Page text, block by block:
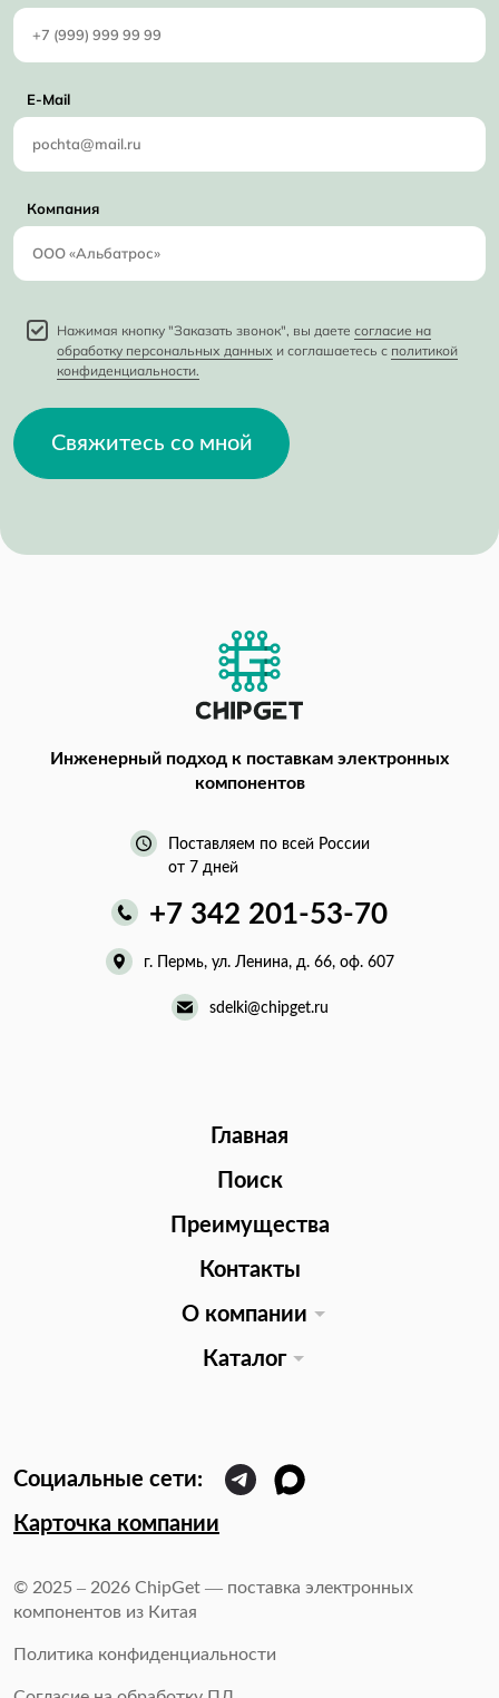
E-Mail
Компания
Нажимая кнопку "Заказать звонок", вы даете согласие на
обработку персональных данных и соглашаетесь с политикой
конфиденциальности.
Свяжитесь со мной
Инженерный подход к поставкам электронных
компонентов
Поставляем по всей России
от 7 дней
+7 342 201-53-70
г. Пермь, ул. Ленина, д. 66, оф. 607
sdelki@chipget.ru
Главная
Поиск
Преимущества
Контакты
О компании
Каталог
Карточка компании
© 2025 – 2026 ChipGet — поставка электронных
компонентов из Китая
Политика конфиденциальности